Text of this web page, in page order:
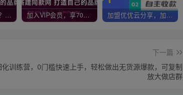
你还在到处找项目？还在当韭菜？我靠网创资源站一个月收入5万+，曾经我也是个失败者。 加入VIP会员，享70%的推广提成，免费学习多种网上创业课程，菜鸟秒变大神！ 加盟优优云分享，加盟搭建同款知识付费资源网站，实现长期稳定被动收入~
下一篇
训练营，​0门槛快速上手，轻松做出无货源爆款，可复制
放大做店群